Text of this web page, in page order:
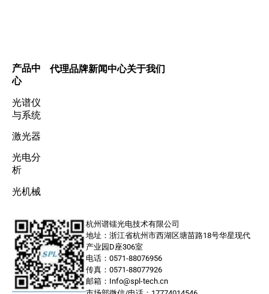
产品中
心
光谱仪
与系统
激光器
光电分
析
光机械
代理品牌新闻中心关于我们
杭州谱镭光电技术有限公司
地址：浙江省杭州市西湖区塘苗路18号华星现代
产业园D座306室
电话：0571-88076956
传真：0571-88077926
邮箱：Info@spl-tech.cn